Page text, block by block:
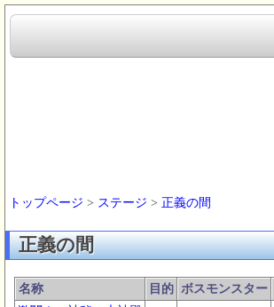
トップページ > ステージ > 正義の間
正義の間
名称 目的 ボスモンスター